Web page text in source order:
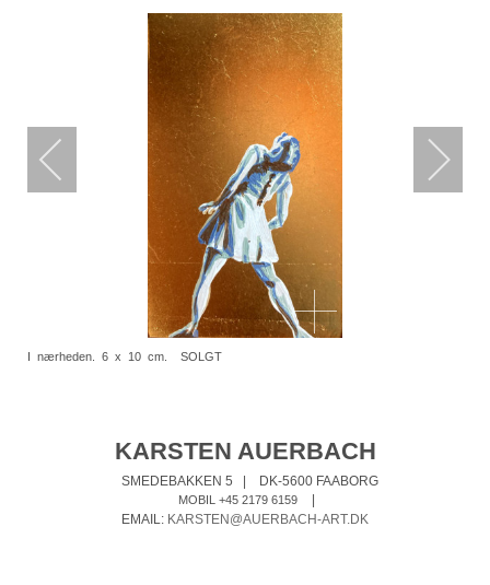
I nærheden. 6 x 10 cm. SOLGT
KARSTEN AUERBACH
SMEDEBAKKEN 5 | DK-5600 FAABORG
MOBIL +45 2179 6159
|
EMAIL: KARSTEN@AUERBACH-ART.DK